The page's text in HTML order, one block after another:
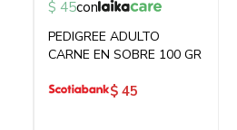
$ 45con
PEDIGREE ADULTO
CARNE EN SOBRE 100 GR
$ 45